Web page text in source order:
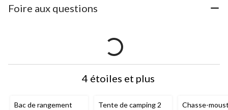
Foire aux questions
4 étoiles et plus
Bac de rangement
Tente de camping 2
Chasse-